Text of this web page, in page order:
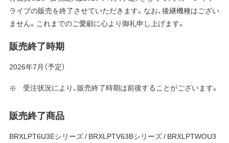
ライブの販売を終了させていただきます。なお、後継機種はござい
ません。これまでのご愛顧に心より御礼申し上げます。
販売終了時期
2026年7月（予定）
受注状況により、販売終了時期は前後することがございます。
販売終了商品
BRXLPT6U3Eシリーズ / BRXLPTV63Bシリーズ / BRXLPTWOU3